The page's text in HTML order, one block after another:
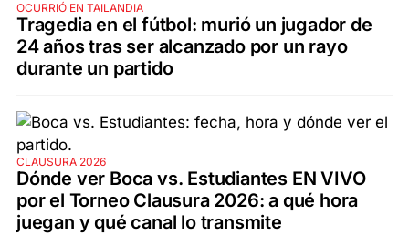
OCURRIÓ EN TAILANDIA
Tragedia en el fútbol: murió un jugador de
24 años tras ser alcanzado por un rayo
durante un partido
CLAUSURA 2026
Dónde ver Boca vs. Estudiantes EN VIVO
por el Torneo Clausura 2026: a qué hora
juegan y qué canal lo transmite